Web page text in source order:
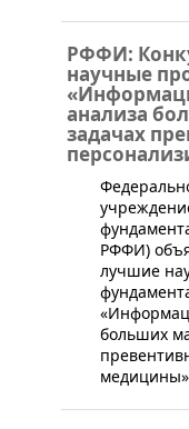
РФФИ:
научные
анализа
задачах
РФФИ)
лучшие
больших